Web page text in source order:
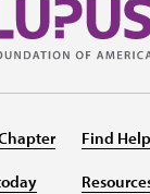
Find Help